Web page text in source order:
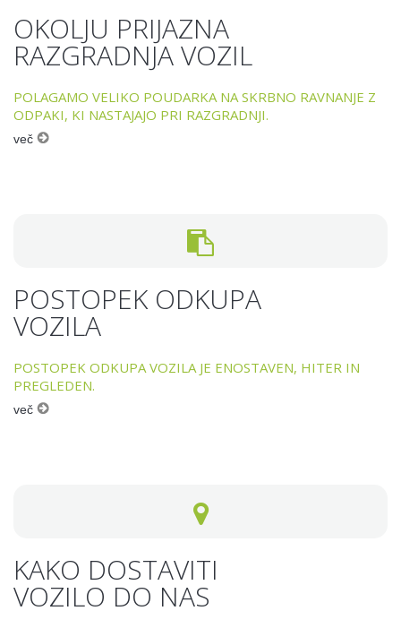
OKOLJU PRIJAZNA
RAZGRADNJA VOZIL
POLAGAMO VELIKO POUDARKA NA SKRBNO RAVNANJE Z
ODPAKI, KI NASTAJAJO PRI RAZGRADNJI.
več
POSTOPEK ODKUPA
VOZILA
POSTOPEK ODKUPA VOZILA JE ENOSTAVEN, HITER IN
PREGLEDEN.
več
KAKO DOSTAVITI
VOZILO DO NAS